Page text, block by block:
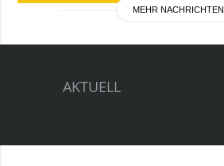
MEHR NACHRICHTEN
AKTUELL